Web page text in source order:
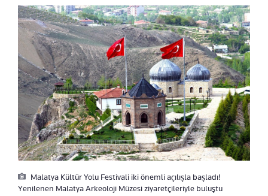
Malatya Kültür Yolu Festivali iki önemli açılışla başladı!
Yenilenen Malatya Arkeoloji Müzesi ziyaretçileriyle buluştu